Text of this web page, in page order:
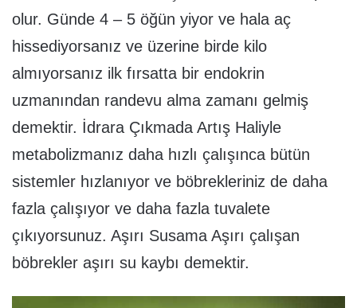
olur. Günde 4 – 5 öğün yiyor ve hala aç
hissediyorsanız ve üzerine birde kilo
almıyorsanız ilk fırsatta bir endokrin
uzmanından randevu alma zamanı gelmiş
demektir. İdrara Çıkmada Artış Haliyle
metabolizmanız daha hızlı çalışınca bütün
sistemler hızlanıyor ve böbrekleriniz de daha
fazla çalışıyor ve daha fazla tuvalete
çıkıyorsunuz. Aşırı Susama Aşırı çalışan
böbrekler aşırı su kaybı demektir.